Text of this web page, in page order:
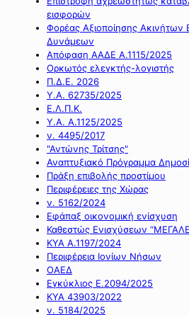
εισφορών
Φορέας Αξιοποίησης Ακινήτων
Δυνάμεων
Απόφαση ΑΑΔΕ Α.1115/2025
Ορκωτός ελεγκτής-λογιστής
Π.Δ.Ε. 2026
Υ.Α. 62735/2025
Ε.Λ.Π.Κ.
Υ.Α. Α.1125/2025
ν. 4495/2017
"Αντώνης Τρίτσης"
Αναπτυξιακό Πρόγραμμα
Πράξη επιβολής προστίμου
Περιφέρειες της Χώρας
ν. 5162/2024
Εφάπαξ οικονομική ενίσχυση
Καθεστώς Ενισχύσεων
ΚΥΑ Α.1197/2024
Περιφέρεια Ιονίων Νήσων
ΟΑΕΔ
Εγκύκλιος Ε.2094/2025
ΚΥΑ 43903/2022
ν. 5184/2025